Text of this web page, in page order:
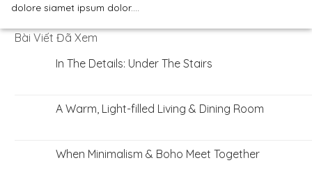
dolore siamet ipsum dolor....
Bài Viết Đã Xem
In The Details: Under The Stairs
A Warm, Light-filled Living & Dining Room
When Minimalism & Boho Meet Together